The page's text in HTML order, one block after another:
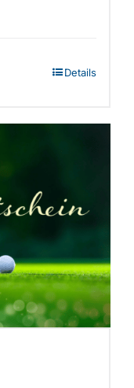
Details